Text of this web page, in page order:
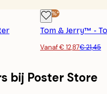
-40%*
Tom & Jerry™ -
Vanaf € 12,87€ 21,45
bij Poster Store